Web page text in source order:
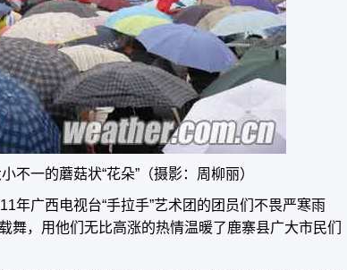
不一的蘑菇状“花朵”（摄影：周柳丽）
年广西电视台“手拉手”艺术团的团员们不畏严寒雨
舞，用他们无比高涨的热情温暖了鹿寨县广大市民们